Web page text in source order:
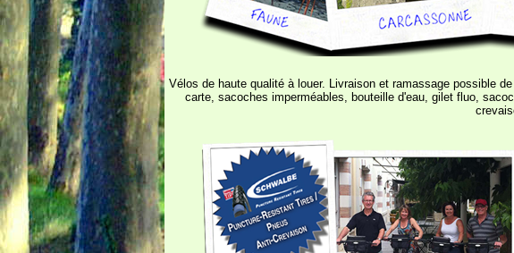
Vélos de haute qualité à louer. Livraison et ramassage possible
carte, sacoches imperméables, bouteille d'eau, gilet fluo,